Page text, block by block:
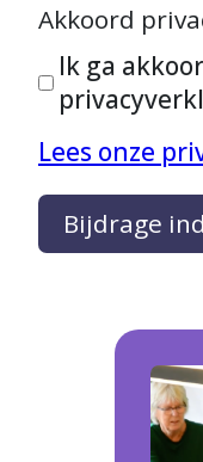
Akkoord
Ik ga
Lees onze
Bijdrage